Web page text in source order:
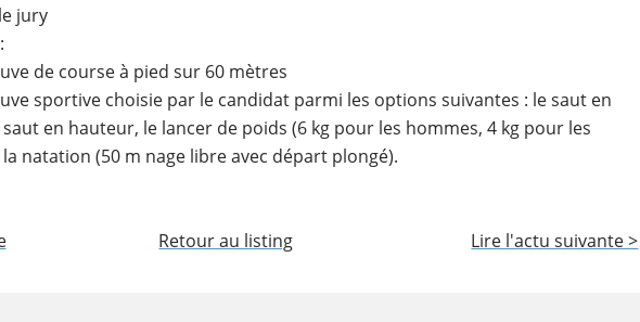
jury
de course à pied sur 60 mètres
sportive choisie par le candidat parmi les options suivantes : le saut en
en hauteur, le lancer de poids (6 kg pour les hommes, 4 kg pour les
natation (50 m nage libre avec départ plongé).
Retour au listing Lire l'actu suivante >